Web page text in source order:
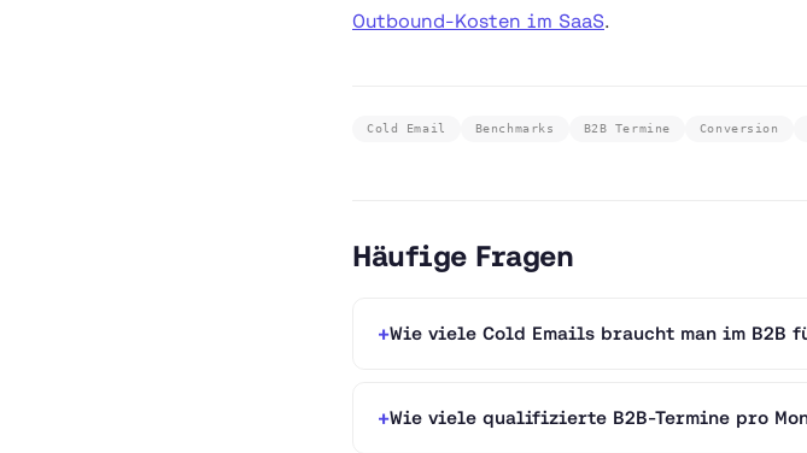
Outbound-Kosten im SaaS.
Cold Email Benchmarks B2B Termine Conversion
Häufige Fragen
Wie viele Cold Emails braucht man im B2B
Wie viele qualifizierte B2B-Termine pro